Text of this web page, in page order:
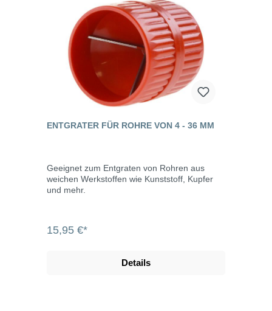
ENTGRATER FÜR ROHRE VON 4 - 36 MM
Geeignet zum Entgraten von Rohren aus
weichen Werkstoffen wie Kunststoff, Kupfer
und mehr.
15,95 €*
Details